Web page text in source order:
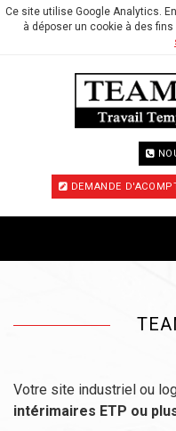
Ce site utilise Google Analytics.
à déposer un cookie à des
DEMANDE
Votre site industriel ou
intérimaires ETP ou